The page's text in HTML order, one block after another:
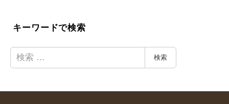
キーワードで検索
検
索
検索